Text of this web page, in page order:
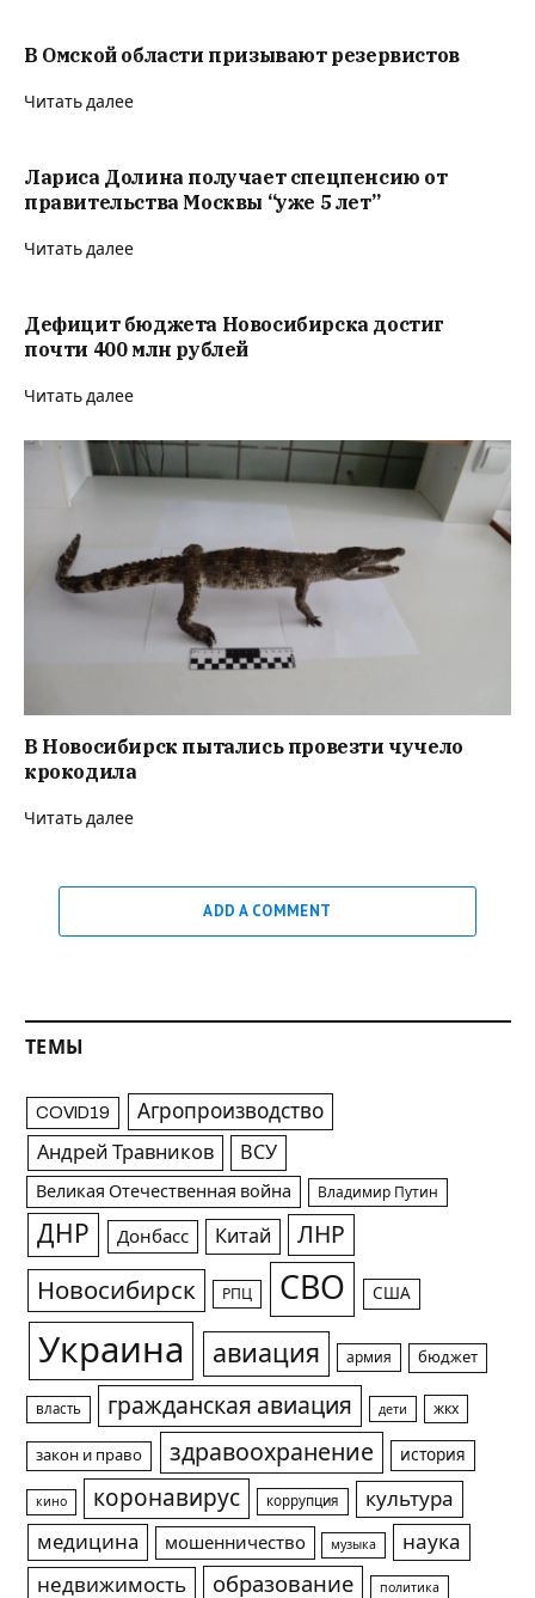
В Омской области призывают резервистов
Читать далее
Лариса Долина получает спецпенсию от
правительства Москвы “уже 5 лет”
Читать далее
Дефицит бюджета Новосибирска достиг
почти 400 млн рублей
Читать далее
В Новосибирск пытались провезти чучело
крокодила
Читать далее
ADD A COMMENT
ТЕМЫ
COVID19 Агропроизводство
Андрей Травников ВСУ
Великая Отечественная война Владимир Путин
ДНР Донбасс Китай ЛНР
Новосибирск РПЦ СВО США
Украина авиация армия бюджет
власть гражданская авиация дети жкх
закон и право здравоохранение история
кино коронавирус коррупция
культура
медицина
мошенничество музыка
наука
недвижимость
образование политика